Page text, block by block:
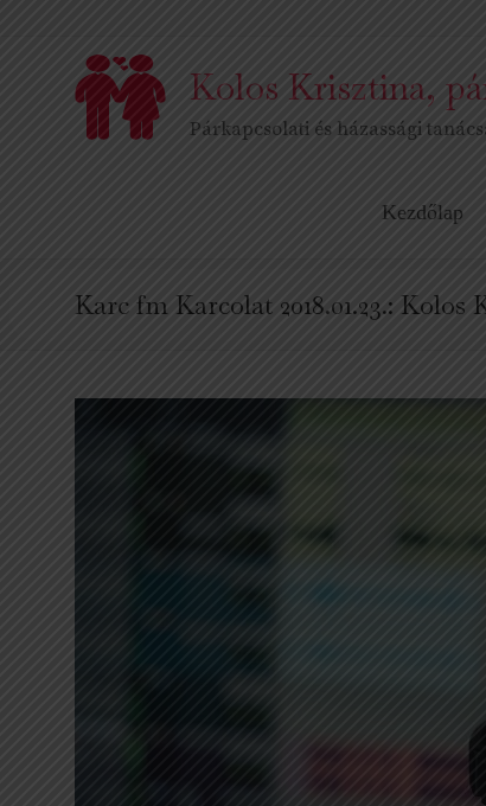
Kolos Krisztina,
Párkapcsolati és házassági
Kezdőlap
Karc fm Karcolat 2018.01.23.: